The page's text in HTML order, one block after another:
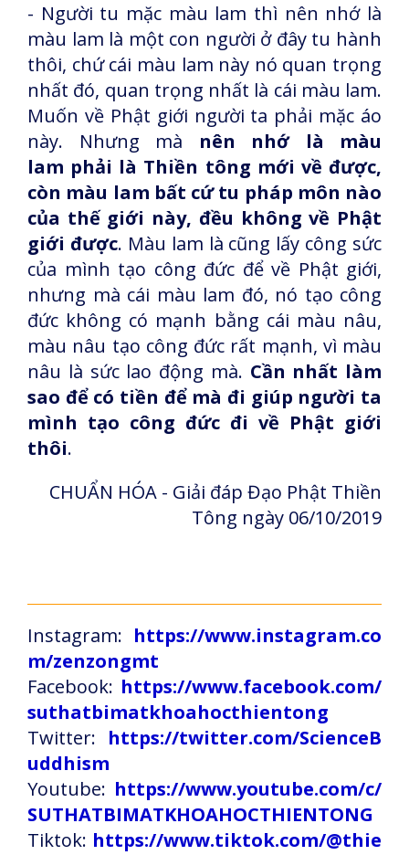
- Người tu mặc màu lam thì nên nhớ là
màu lam là một con người ở đây tu hành
thôi, chứ cái màu lam này nó quan trọng
nhất đó, quan trọng nhất là cái màu lam.
Muốn về Phật giới người ta phải mặc áo
này. Nhưng mà nên nhớ là màu
lam phải là Thiền tông mới về được,
còn màu lam bất cứ tu pháp môn nào
của thế giới này, đều không về Phật
giới được. Màu lam là cũng lấy công sức
của mình tạo công đức để về Phật giới,
nhưng mà cái màu lam đó, nó tạo công
đức không có mạnh bằng cái màu nâu,
màu nâu tạo công đức rất mạnh, vì màu
nâu là sức lao động mà. Cần nhất làm
sao để có tiền để mà đi giúp người ta
mình tạo công đức đi về Phật giới
thôi.
CHUẨN HÓA - Giải đáp Đạo Phật Thiền
Tông ngày 06/10/2019
Instagram: https://www.instagram.co
m/zenzongmt
Facebook: https://www.facebook.com/
suthatbimatkhoahocthientong
Twitter: https://twitter.com/ScienceB
uddhism
Youtube: https://www.youtube.com/c/
SUTHATBIMATKHOAHOCTHIENTONG
Tiktok: https://www.tiktok.com/@thie